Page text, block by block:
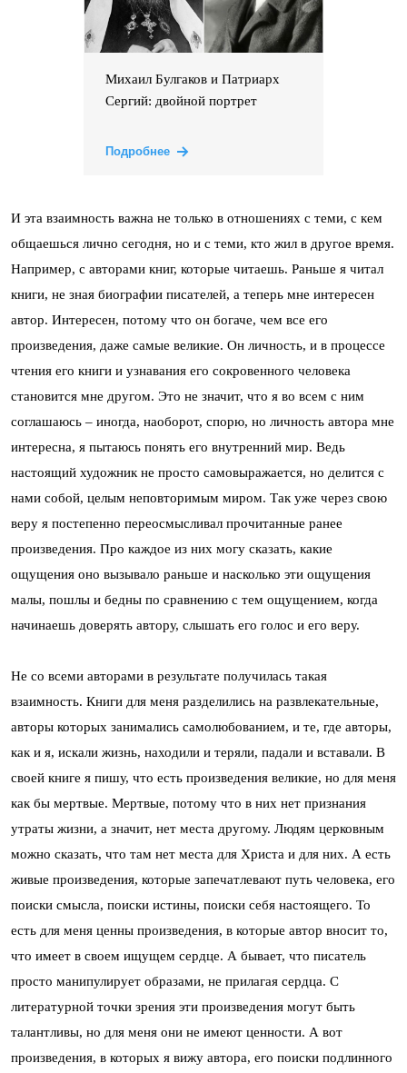
Михаил Булгаков и Патриарх
Сергий: двойной портрет
Подробнее
И эта взаимность важна не только в отношениях с теми, с кем
общаешься лично сегодня, но и с теми, кто жил в другое время.
Например, с авторами книг, которые читаешь. Раньше я читал
книги, не зная биографии писателей, а теперь мне интересен
автор. Интересен, потому что он богаче, чем все его
произведения, даже самые великие. Он личность, и в процессе
чтения его книги и узнавания его сокровенного человека
становится мне другом. Это не значит, что я во всем с ним
соглашаюсь – иногда, наоборот, спорю, но личность автора мне
интересна, я пытаюсь понять его внутренний мир. Ведь
настоящий художник не просто самовыражается, но делится с
нами собой, целым неповторимым миром. Так уже через свою
веру я постепенно переосмысливал прочитанные ранее
произведения. Про каждое из них могу сказать, какие
ощущения оно вызывало раньше и насколько эти ощущения
малы, пошлы и бедны по сравнению с тем ощущением, когда
начинаешь доверять автору, слышать его голос и его веру.
Не со всеми авторами в результате получилась такая
взаимность. Книги для меня разделились на развлекательные,
авторы которых занимались самолюбованием, и те, где авторы,
как и я, искали жизнь, находили и теряли, падали и вставали. В
своей книге я пишу, что есть произведения великие, но для меня
как бы мертвые. Мертвые, потому что в них нет признания
утраты жизни, а значит, нет места другому. Людям церковным
можно сказать, что там нет места для Христа и для них. А есть
живые произведения, которые запечатлевают путь человека, его
поиски смысла, поиски истины, поиски себя настоящего. То
есть для меня ценны произведения, в которые автор вносит то,
что имеет в своем ищущем сердце. А бывает, что писатель
просто манипулирует образами, не прилагая сердца. С
литературной точки зрения эти произведения могут быть
талантливы, но для меня они не имеют ценности. А вот
произведения, в которых я вижу автора, его поиски подлинного